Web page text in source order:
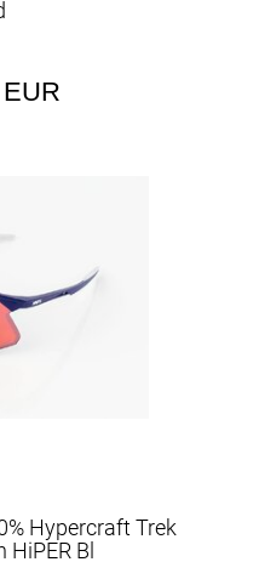
Hypercraft Trek
HiPER Bl